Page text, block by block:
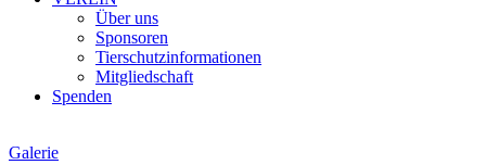
Über uns
Sponsoren
Tierschutzinformationen
Mitgliedschaft
Spenden
Galerie